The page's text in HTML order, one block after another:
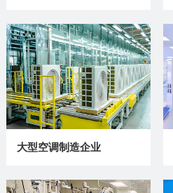
大型空调制造企业